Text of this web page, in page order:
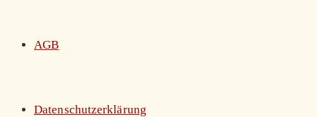
AGB
Datenschutzerklärung